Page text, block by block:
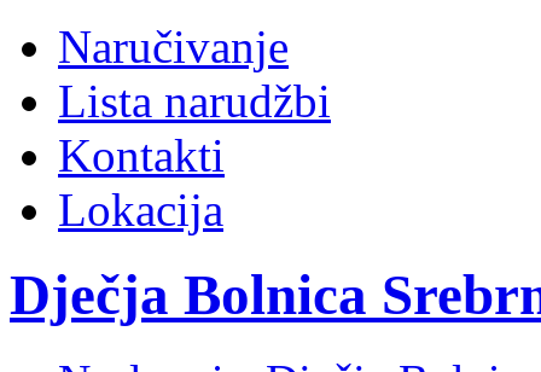
Naručivanje
Lista narudžbi
Kontakti
Lokacija
Dječja Bolnica